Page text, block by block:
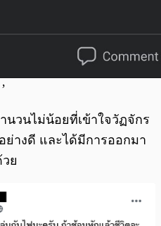
’
นวนไม่น้อยที่เข้าใจวัฏจักร
ย่างดี และได้มีการออกมา
ย